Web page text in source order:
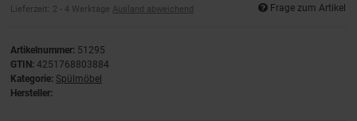
Lieferzeit: 2 - 4 Werktage Ausland abweichend Frage zum Artikel
Artikelnummer: 51295
GTIN: 4251768803884
Kategorie: Spülmöbel
Hersteller: